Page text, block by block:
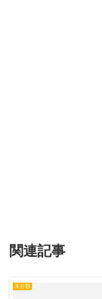
関連記事
未分類